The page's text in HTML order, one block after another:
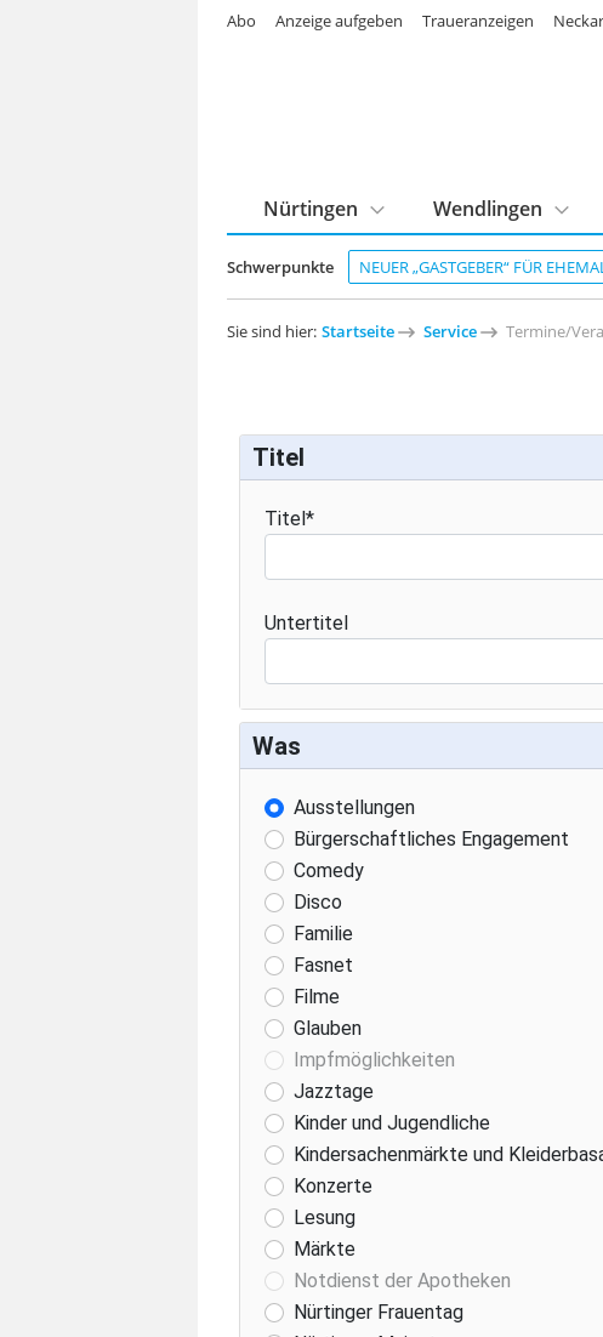
Schwerpunkte NEUER „GASTGEBER“ FÜR
Nürtingen Wendlingen
Abo Anzeige aufgeben Traueranzeigen
Sie sind hier: Startseite Service Termine/